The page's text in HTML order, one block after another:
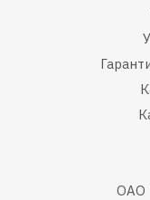
ОАО